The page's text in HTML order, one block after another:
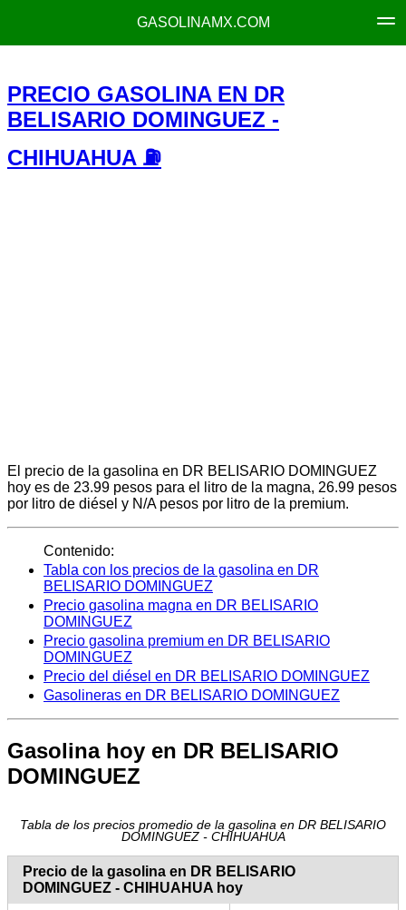
GASOLINAMX.COM
PRECIO GASOLINA EN DR
BELISARIO DOMINGUEZ -
CHIHUAHUA ⛽
El precio de la gasolina en DR BELISARIO DOMINGUEZ
hoy es de 23.99 pesos para el litro de la magna, 26.99 pesos
por litro de diésel y N/A pesos por litro de la premium.
Contenido:
Tabla con los precios de la gasolina en DR
BELISARIO DOMINGUEZ
Precio gasolina magna en DR BELISARIO
DOMINGUEZ
Precio gasolina premium en DR BELISARIO
DOMINGUEZ
Precio del diésel en DR BELISARIO DOMINGUEZ
Gasolineras en DR BELISARIO DOMINGUEZ
Gasolina hoy en DR BELISARIO
DOMINGUEZ
Tabla de los precios promedio de la gasolina en DR BELISARIO
DOMINGUEZ - CHIHUAHUA
Precio de la gasolina en DR BELISARIO
DOMINGUEZ - CHIHUAHUA hoy